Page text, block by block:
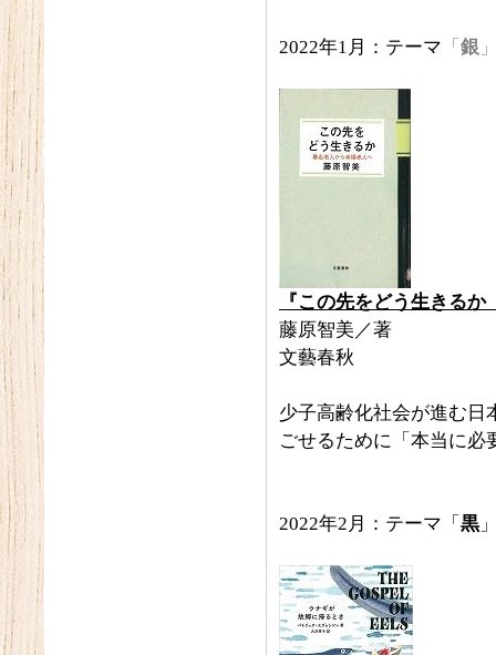
2022年1月：テーマ 「 銀
『この先をどう生きる
藤原智美／著
文藝春秋
少子高齢化社会が進む日
ごせるために「本当に必
2022年2月：テーマ「 黒